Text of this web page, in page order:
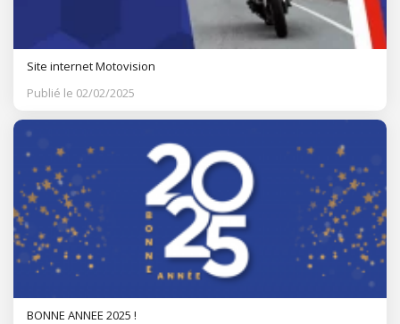
Site internet Motovision
Publié le 02/02/2025
BONNE ANNEE 2025 !